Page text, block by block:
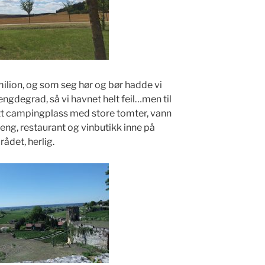
og som seg hør og bør hadde vi
så vi havnet helt feil…men til
campingplass med store tomter, vann
restaurant og vinbutikk inne på
herlig.